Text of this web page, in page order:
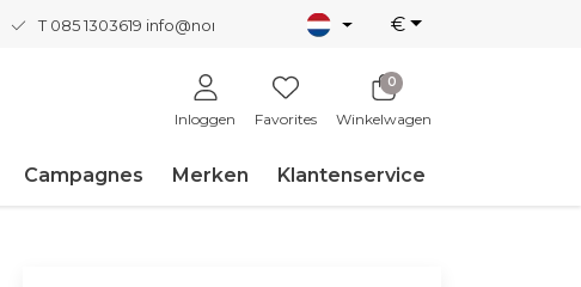
T 085 1303619 info@nordicnew.nl €
Inloggen Favorites
0
Winkelwagen
Campagnes Merken Klantenservice